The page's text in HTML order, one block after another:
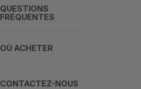
QUESTIONS
FRÉQUENTES
OÙ ACHETER
CONTACTEZ-NOUS